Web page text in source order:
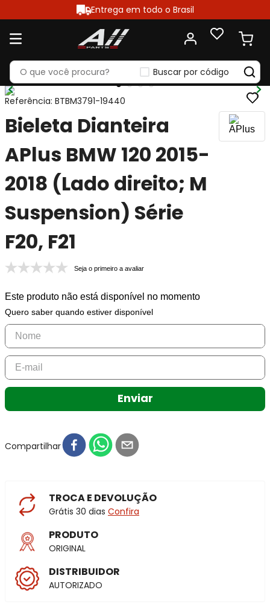
Entrega em todo o Brasil
Buscar por código
Referência: BTBM3791-19440
Bieleta Dianteira
APlus BMW 120 2015-
2018 (Lado direito; M
Suspension) Série
F20, F21
Seja o primeiro a avaliar
Este produto não está disponível no momento
Quero saber quando estiver disponível
Enviar
Compartilhar
TROCA E DEVOLUÇÃO
Grátis 30 dias Confira
PRODUTO
ORIGINAL
DISTRIBUIDOR
AUTORIZADO